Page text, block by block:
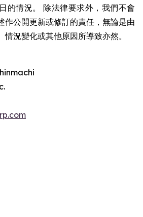
的情況。 除法律要求外，我們不會
作公開更新或修訂的責任，無論是由
況變化或其他原因所導致亦然。